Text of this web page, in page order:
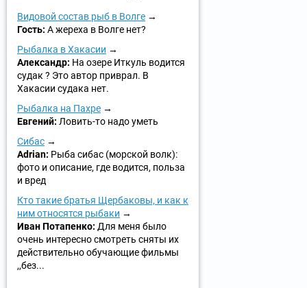
Видовой состав рыб в Волге
Гость: А жереха в Волге нет?
Рыбалка в Хакасии
Александр: На озере Иткуль водится
судак ? Это автор приврал. В
Хакасии судака нет.
Рыбалка на Пахре
Евгений: Ловить-то надо уметь
Сибас
Adrian: Рыба сибас (морской волк):
фото и описание, где водится, польза
и вред
Кто такие братья Щербаковы, и как к
ним относятся рыбаки
Иван Потапенко: Для меня было
очень интересно смотреть сняты их
действительно обучающие фильмы
,,без...